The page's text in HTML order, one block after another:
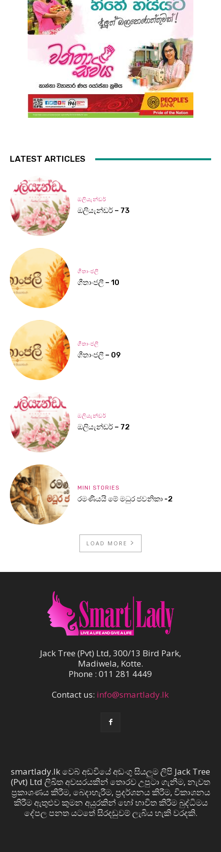
LATEST ARTICLES
ඔලියැන්ඩර්
ඔලියැන්ඩර් – 73
ගීතාංජලී
ගීතාංජලී – 10
ගීතාංජලී
ගීතාංජලී – 09
ඔලියැන්ඩර්
ඔලියැන්ඩර් – 72
MINI STORIES
රමණීයයි මේ මධුර ජවනිකා -2
LOAD MORE
Jack Tree (Pvt) Ltd, 300/13 Bird Park,
Madiwela, Kotte.
Phone : 011 281 4449
Contact us: info@smartlady.lk
smartlady.lk වෙබ් අඩවියේ අඩංගු සියලුම ලිපි Jack Tree
(Pvt) Ltd ලිඛිත අවසරයකින් තොරව උපුටා ගැනීම, නැවත
ප්‍රකාශණය කිරීම, බෙදාහැරීම, ප්‍රදර්ශනය කිරීම, විකාශනය
කිරීම ඇතුළුව කුමන අයුරකින් හෝ භාවිත කිරීම බුද්ධිමය
දේපල පනත යටතේ සිරදඬුවම් ලැබිය හැකි වරදකි.